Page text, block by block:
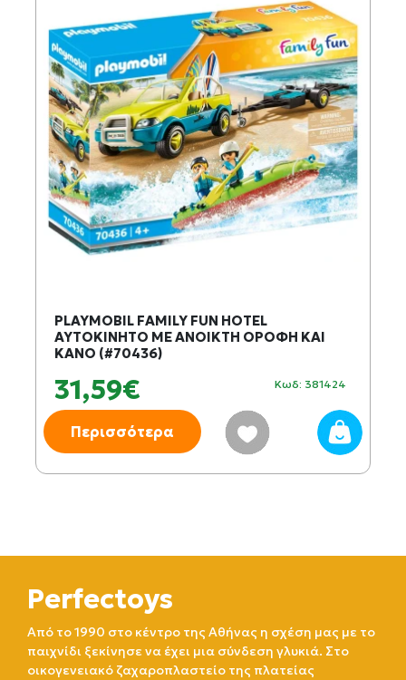
PLAYMOBIL FAMILY FUN HOTEL
ΑΥΤΟΚΙΝΗΤΟ ΜΕ ΑΝΟΙΚΤΗ ΟΡΟΦΗ ΚΑΙ
ΚΑΝΟ (#70436)
31,59€ Κωδ: 381424
Περισσότερα
Perfectoys
Από το 1990 στο κέντρο της Αθήνας η σχέση μας με το
παιχνίδι ξεκίνησε να έχει μια σύνδεση γλυκιά. Στο
οικογενειακό ζαχαροπλαστείο της πλατείας